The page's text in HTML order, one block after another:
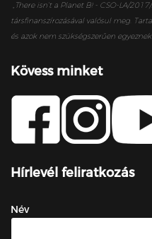
„ There isn’t a Planet B! - CSO-LA/
társfinanszírozásával valósul meg.
és azok nem szükségszerűen
Kövess minket
Hírlevél feliratkozás
Név